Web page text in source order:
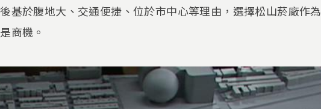
基於腹地大、交通便捷、位於市中心等理由，選擇松山菸廠作為
商機。